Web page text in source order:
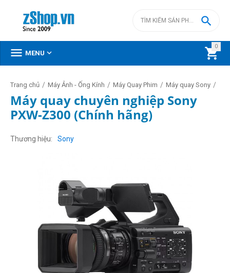
0


 MENU 
Trang chủ / Máy Ảnh - Ống Kính / Máy Quay Phim / Máy quay Sony /
Máy quay chuyên nghiệp Sony
PXW-Z300 (Chính hãng)
Thương hiệu Sony